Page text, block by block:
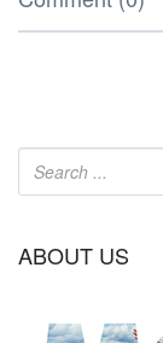
ABOUT US